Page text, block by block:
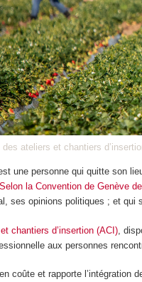
des ateliers et chantiers
une personne qui quitte son
Selon la Convention de Genève
ses opinions politiques ; et qui
et chantiers d’insertion (ACI) ,
aux personnes
coûte et rapporte l’intégration